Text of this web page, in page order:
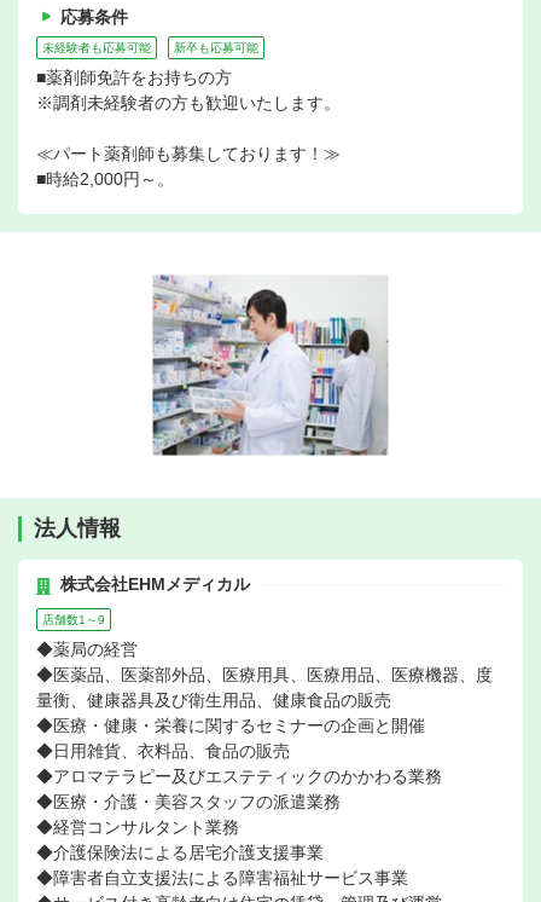
応募条件
未経験者も応募可能 新卒も応募可能
■薬剤師免許をお持ちの方
※調剤未経験者の方も歓迎いたします。
≪パート薬剤師も募集しております！≫
■時給2,000円～。
法人情報
株式会社EHMメディカル
店舗数1～9
◆薬局の経営
◆医薬品、医薬部外品、医療用具、医療用品、医療機器、度
量衡、健康器具及び衛生用品、健康食品の販売
◆医療・健康・栄養に関するセミナーの企画と開催
◆日用雑貨、衣料品、食品の販売
◆アロマテラピー及びエステティックのかかわる業務
◆医療・介護・美容スタッフの派遣業務
◆経営コンサルタント業務
◆介護保険法による居宅介護支援事業
◆障害者自立支援法による障害福祉サービス事業